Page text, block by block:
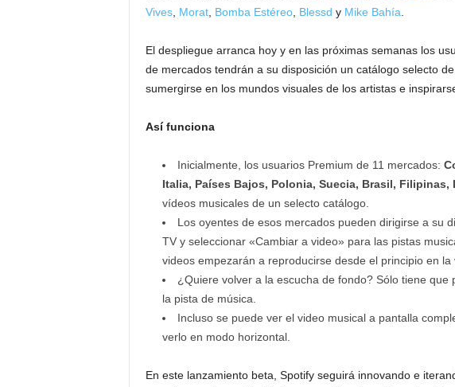
Vives, Morat, Bomba Estéreo, Blessd y Mike Bahía
El despliegue arranca hoy y en las próximas semanas los
de mercados tendrán a su disposición un catálogo selecto
sumergirse en los mundos visuales de los artistas e
Así funciona
Inicialmente, los usuarios Premium de 11 mercados:
Italia, Países Bajos, Polonia, Suecia, Brasil, Filipinas,
vídeos musicales de un selecto catálogo.
Los oyentes de esos mercados pueden dirigirse a su
TV y seleccionar «Cambiar a video» para las pistas
videos empezarán a reproducirse desde el principio en la
¿Quiere volver a la escucha de fondo? Sólo tiene
la pista de música.
Incluso se puede ver el video musical a pantalla
verlo en modo horizontal.
En este lanzamiento beta, Spotify seguirá innovando e